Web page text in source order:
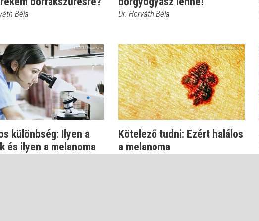
Béla Dr. Horváth Béla
különbség: Ilyen a
és ilyen a melanoma
Kötelező tudni: Ezért halálos
a melanoma